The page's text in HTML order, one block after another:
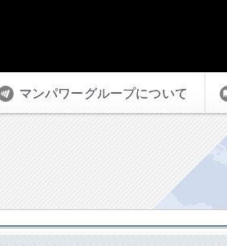
マンパワーグループについて